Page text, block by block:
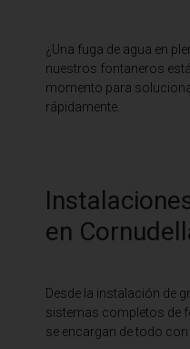
¿Una fuga de agua en
nuestros fontaneros
momento para
rápidamente.
en
Desde la instalación de
sistemas completos de
se encargan de todo